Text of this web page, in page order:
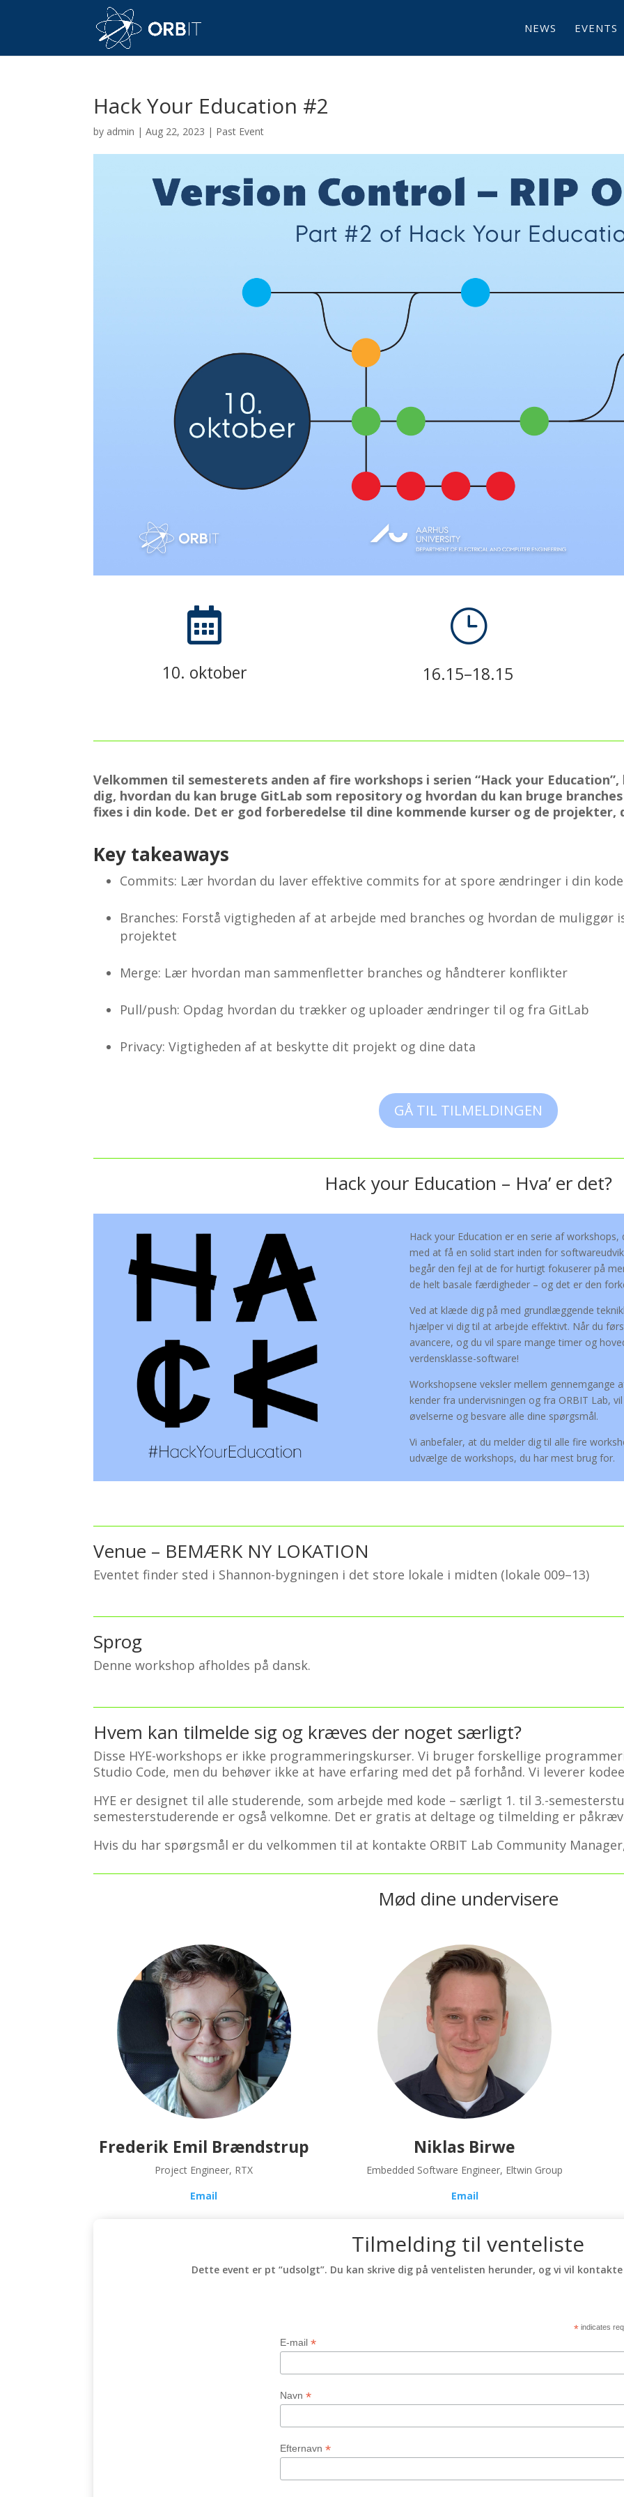
NEWS EVENTS
Hack Your Education #2
by admin |Aug 22, 2023 | Past Event

10. oktober
}
16.15–18.15
Velkommen til semesterets anden af fire workshops i serien “Hack your
dig, hvordan du kan bruge GitLab som repository og hvordan du kan bruge
fixes i din kode. Det er god forberedelse til dine kommende kurser og de projekter,
Key takeaways
Commits: Lær hvordan du laver effektive commits for at spore ændringer i din kode
Branches: Forstå vigtigheden af at arbejde med branches og hvordan de
projektet
Merge: Lær hvordan man sammenfletter branches og håndterer konflikter
Pull/push: Opdag hvordan du trækker og uploader ændringer til og fra GitLab
Privacy: Vigtigheden af at beskytte dit projekt og dine data
GÅ TIL TILMELDINGEN
Hack your Education – Hva’ er det?
Hack your Education er en serie af
med at få en solid start inden for
begår den fejl at de for hurtigt fokuserer på
de helt basale færdigheder – og det er den
Ved at klæde dig på med grundlæggende
hjælper vi dig til at arbejde effektivt. Når du
avancere, og du vil spare mange timer og
verdensklasse-software!
Workshopsene veksler mellem gennemgange
kender fra undervisningen og fra ORBIT Lab,
øvelserne og besvare alle dine spørgsmål.
Vi anbefaler, at du melder dig til alle fire
udvælge de workshops, du har mest brug for.
Venue – BEMÆRK NY LOKATION
Eventet finder sted i Shannon-bygningen i det store lokale i midten (lokale 009–13)
Sprog
Denne workshop afholdes på dansk.
Hvem kan tilmelde sig og kræves der noget særligt?
Disse HYE-workshops er ikke programmeringskurser. Vi bruger forskellige
Studio Code, men du behøver ikke at have erfaring med det på forhånd. Vi leverer
HYE er designet til alle studerende, som arbejde med kode – særligt 1. til 3.-
semesterstuderende er også velkomne. Det er gratis at deltage og tilmelding er
Hvis du har spørgsmål er du velkommen til at kontakte ORBIT Lab Community
Mød dine undervisere
Frederik Emil Brændstrup
Project Engineer, RTX
Email
Niklas Birwe
Embedded Software Engineer, Eltwin Group
Email
Tilmelding til venteliste
Dette event er pt “udsolgt”. Du kan skrive dig på ventelisten herunder, og vi vil
* indicates
E-mail *
Navn *
Efternavn *